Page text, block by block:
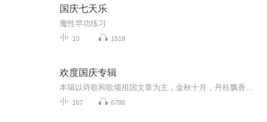
国庆七天乐
魔性早功练习
10 1518
欢度国庆专辑
167 6788